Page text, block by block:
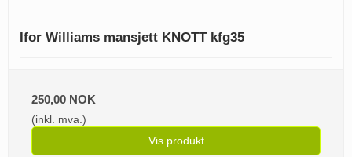
Ifor Williams mansjett KNOTT kfg35
250,00 NOK
(inkl. mva.)
Vis produkt